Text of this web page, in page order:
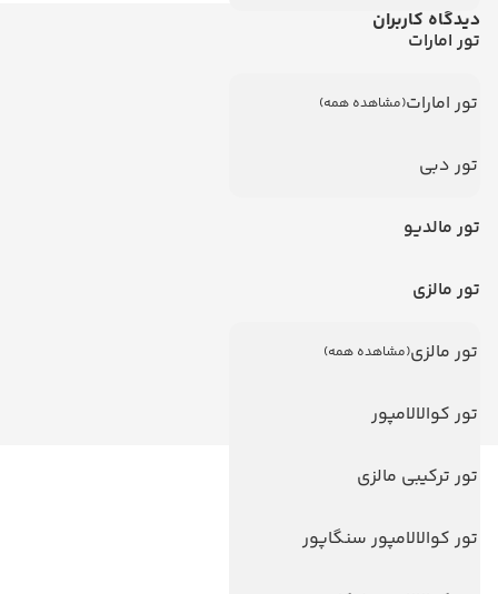
تور امارات
تور امارات(مشاهده همه)
تور دبی
تور مالدیو
تور مالزی
تور مالزی(مشاهده همه)
تور کوالالامپور
تور ترکیبی مالزی
تور کوالالامپور سنگاپور
دیدگاه کاربران
ویزا